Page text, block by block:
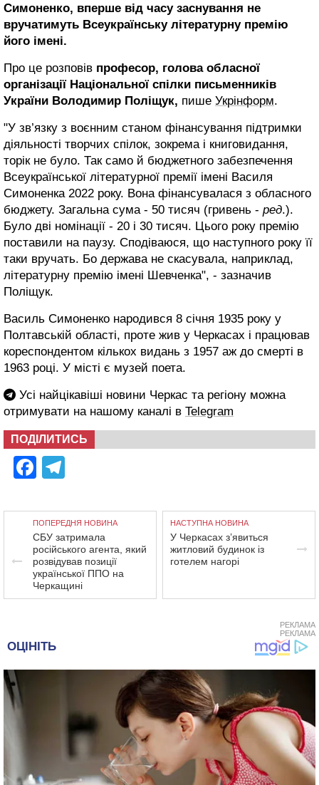
Симоненко, вперше від часу заснування не
вручатимуть Всеукраїнську літературну премію
його імені.
Про це розповів професор, голова обласної
організації Національної спілки письменників
України Володимир Поліщук, пише Укрінформ.
"У зв’язку з воєнним станом фінансування підтримки
діяльності творчих спілок, зокрема і книговидання,
торік не було. Так само й бюджетного забезпечення
Всеукраїнської літературної премії імені Василя
Симоненка 2022 року. Вона фінансувалася з обласного
бюджету. Загальна сума - 50 тисяч (гривень - ред.).
Було дві номінації - 20 і 30 тисяч. Цього року премію
поставили на паузу. Сподіваюся, що наступного року її
таки вручать. Бо держава не скасувала, наприклад,
літературну премію імені Шевченка", - зазначив
Поліщук.
Василь Симоненко народився 8 січня 1935 року у
Полтавській області, проте жив у Черкасах і працював
кореспондентом кількох видань з 1957 аж до смерті в
1963 році. У місті є музей поета.
Усі найцікавіші новини Черкас та регіону можна
отримувати на нашому каналі в Telegram
ПОДІЛИТИСЬ
Facebook
ПОПЕРЕДНЯ НОВИНА
СБУ затримала
російського агента, який
розвідував позиції
української ППО на
Черкащині
НАСТУПНА НОВИНА
У Черкасах з’явиться
житловий будинок із
готелем нагорі
РЕКЛАМА
РЕКЛАМА